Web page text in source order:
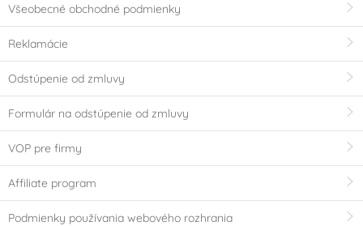
Všeobecné obchodné podmienky
Reklamácie
Odstúpenie od zmluvy
Formulár na odstúpenie od zmluvy
VOP pre firmy
Affiliate program
Podmienky používania webového rozhrania